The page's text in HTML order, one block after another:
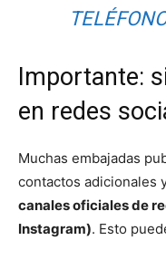
Importante:
en redes
Muchas embajadas
contactos adicionales
canales oficiales de
Instagram). Esto